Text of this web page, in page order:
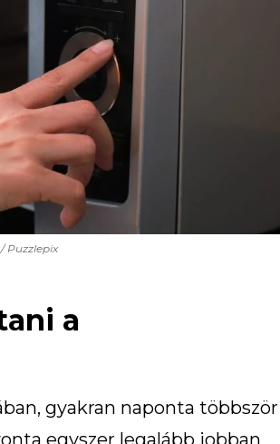
Puzzlepix
a
gyakran naponta többször